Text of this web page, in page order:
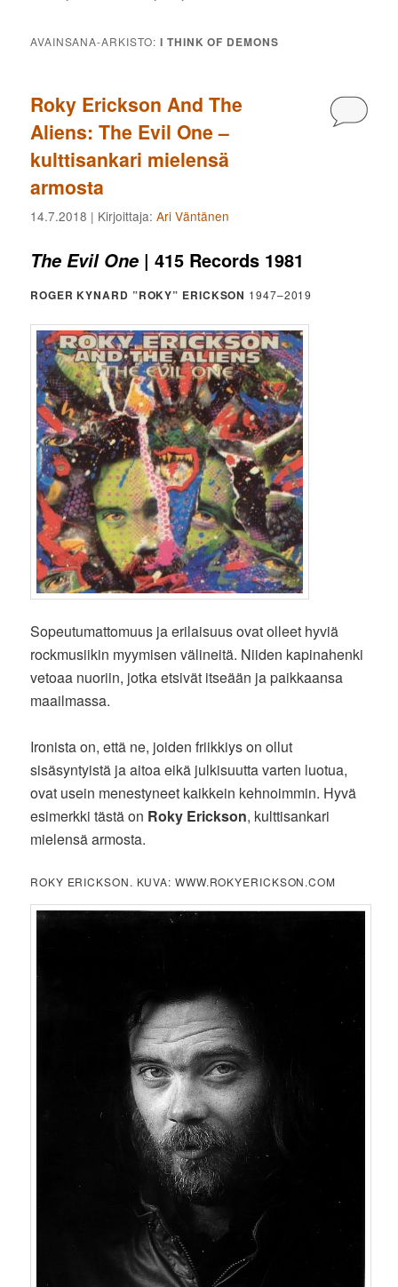
AVAINSANA-ARKISTO:I THINK OF DEMONS
Roky Erickson And The
Aliens: The Evil One –
kulttisankari mielensä
armosta
14.7.2018 | Kirjoittaja:Ari Väntänen
The Evil One | 415 Records 1981
ROGER KYNARD ”ROKY” ERICKSON 1947–2019
Sopeutumattomuus ja erilaisuus ovat olleet hyviä
rockmusiikin myymisen välineitä. Niiden kapinahenki
vetoaa nuoriin, jotka etsivät itseään ja paikkaansa
maailmassa.
Ironista on, että ne, joiden friikkiys on ollut
sisäsyntyistä ja aitoa eikä julkisuutta varten luotua,
ovat usein menestyneet kaikkein kehnoimmin. Hyvä
esimerkki tästä on Roky Erickson, kulttisankari
mielensä armosta.
ROKY ERICKSON. KUVA: WWW.ROKYERICKSON.COM